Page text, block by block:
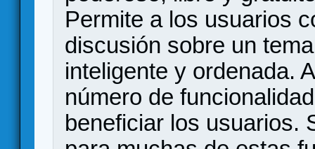
Permite a los usuarios
discusión sobre un
inteligente y ordenada.
número de
beneficiar los usuarios.